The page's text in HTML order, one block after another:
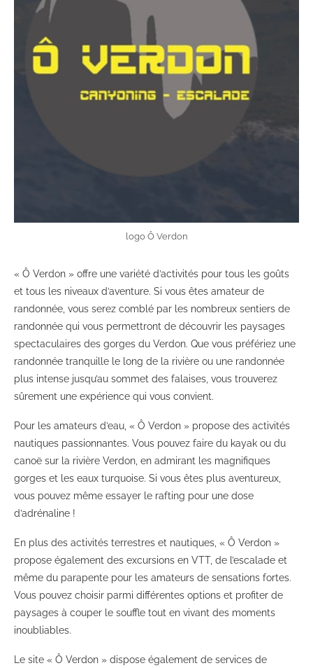
logo Ô Verdon
« Ô Verdon » offre une variété d’activités pour tous les goûts
et tous les niveaux d’aventure. Si vous êtes amateur de
randonnée, vous serez comblé par les nombreux sentiers de
randonnée qui vous permettront de découvrir les paysages
spectaculaires des gorges du Verdon. Que vous préfériez une
randonnée tranquille le long de la rivière ou une randonnée
plus intense jusqu’au sommet des falaises, vous trouverez
sûrement une expérience qui vous convient.
Pour les amateurs d’eau, « Ô Verdon » propose des activités
nautiques passionnantes. Vous pouvez faire du kayak ou du
canoë sur la rivière Verdon, en admirant les magnifiques
gorges et les eaux turquoise. Si vous êtes plus aventureux,
vous pouvez même essayer le rafting pour une dose
d’adrénaline !
En plus des activités terrestres et nautiques, « Ô Verdon »
propose également des excursions en VTT, de l’escalade et
même du parapente pour les amateurs de sensations fortes.
Vous pouvez choisir parmi différentes options et profiter de
paysages à couper le souffle tout en vivant des moments
inoubliables.
Le site « Ô Verdon » dispose également de services de